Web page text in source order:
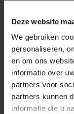
Deze website
We gebruiken
personaliseren,
en om ons
informatie over
partners voor
partners kunnen
informatie die u
Deze massage
bekkenklachten
rugklachten
schouderklachten
hoofdpijn
vocht
vermoeidheid
slapeloosheid